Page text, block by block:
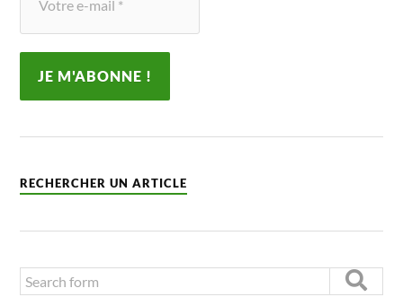
RECHERCHER UN ARTICLE